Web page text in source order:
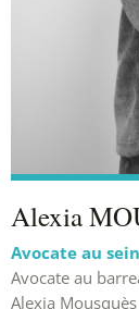
Alexia
Avocate au
Avocate au
Alexia